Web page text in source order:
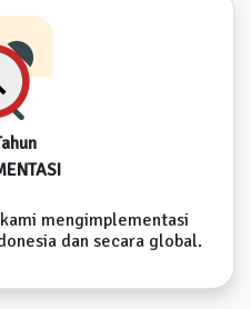
mengimplementasi
dan secara global.